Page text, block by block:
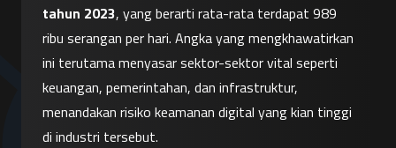
tahun 2023, yang berarti rata-rata terdapat 989
ribu serangan per hari. Angka yang mengkhawatirkan
ini terutama menyasar sektor-sektor vital seperti
keuangan, pemerintahan, dan infrastruktur,
menandakan risiko keamanan digital yang kian tinggi
di industri tersebut.